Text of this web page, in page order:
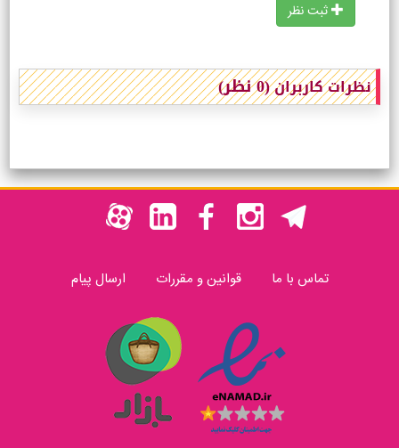
ثبت نظر
نظرات کاربران(0 نظر)
تماس با ما قوانین و مقررات ارسال پیام